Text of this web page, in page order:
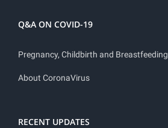
Q&A ON COVID-19
Pregnancy, Childbirth and Breastfeeding
About CoronaVirus
RECENT UPDATES